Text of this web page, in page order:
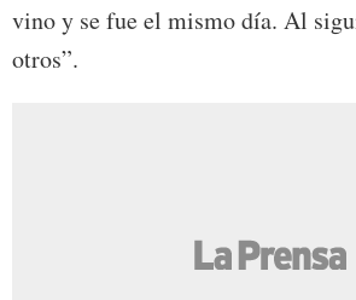
vino y se fue el mismo día. Al
otros”.